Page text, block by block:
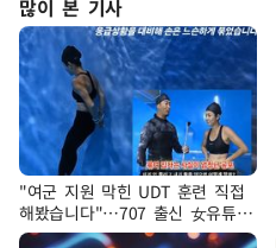
많이 본 기사
"여군 지원 막힌 UDT 훈련 직접
해봤습니다"…707 출신 女유튜버
'완벽 소화'